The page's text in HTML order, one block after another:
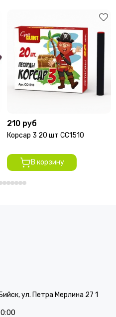
210 руб
Корсар 3 20 шт СС1510
В корзину
ул. Петра Мерлина 27 1